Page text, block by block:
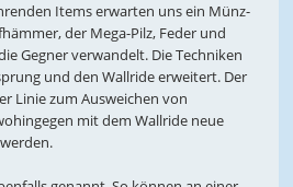
Items erwarten uns ein Münz-
der Mega-Pilz, Feder und
Gegner verwandelt. Die Techniken
und den Wallride erweitert. Der
Linie zum Ausweichen von
mit dem Wallride neue